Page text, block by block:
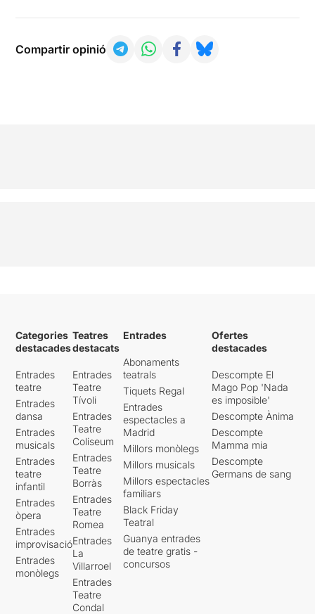
Compartir opinió
Categories
destacades
Entrades
teatre
Entrades
dansa
Entrades
musicals
Entrades
teatre
infantil
Entrades
òpera
Entrades
improvisació
Entrades
monòlegs
Teatres
destacats
Entrades
Teatre
Tívoli
Entrades
Teatre
Coliseum
Entrades
Teatre
Borràs
Entrades
Teatre
Romea
Entrades
La
Villarroel
Entrades
Teatre
Condal
Entrades
Abonaments
teatrals
Tiquets Regal
Entrades
espectacles a
Madrid
Millors monòlegs
Millors musicals
Millors espectacles
familiars
Black Friday
Teatral
Guanya entrades
de teatre gratis -
concursos
Ofertes
destacades
Descompte El
Mago Pop 'Nada
es imposible'
Descompte Ànima
Descompte
Mamma mia
Descompte
Germans de sang